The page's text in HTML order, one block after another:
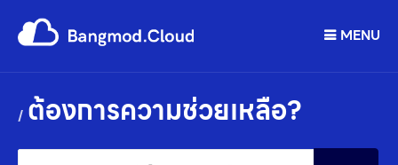
MENU
ต้องการความช่วยเหลือ?